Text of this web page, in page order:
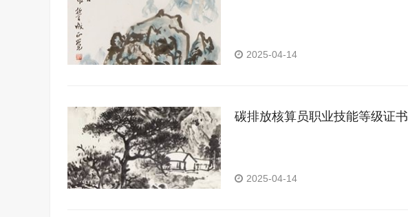
2025-04-14
碳排放核算员职业技能等级证书
2025-04-14